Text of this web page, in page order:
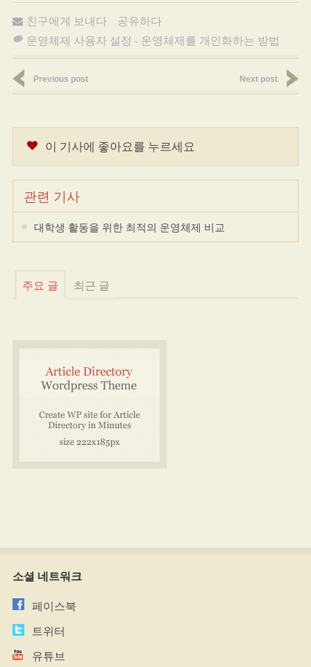
친구에게 보내다
공유하다
운영체제 사용자 설정 - 운영체제를 개인화하는 방법
Previous post Next post
이 기사에 좋아요를 누르세요
관련 기사
대학생 활동을 위한 최적의 운영체제 비교
주요 글 최근 글
소셜 네트워크
페이스북
트위터
유튜브